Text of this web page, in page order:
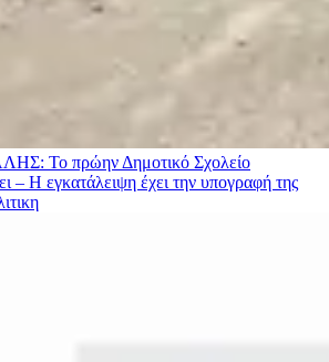
Το πρώην Δημοτικό Σχολείο
– Η εγκατάλειψη έχει την υπογραφή της